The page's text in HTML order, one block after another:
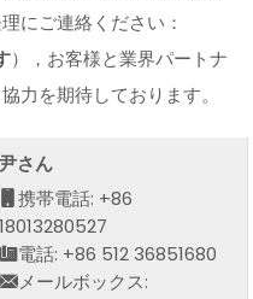
にご連絡ください：
），お客様と業界パートナ
力を期待しております。
尹さん
携帯電話: +86
18013280527
電話: +86 512 36851680
メールボックス: